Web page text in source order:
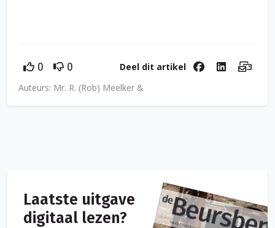
0 0
Deel dit artikel
Auteurs: Mr. R. (Rob) Meelker &
Laatste uitgave
digitaal lezen?